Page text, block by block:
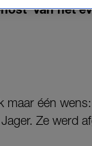
van het
maar één
Ze werd